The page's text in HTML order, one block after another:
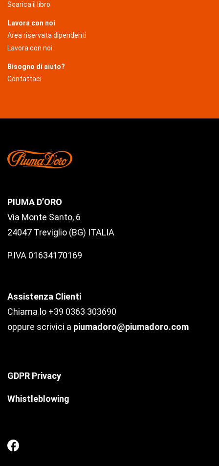
Scarica il libro
Lavora con noi
Area riservata dipendenti
Lavora con noi
Bisogno di aiuto?
Contattaci
PIUMA D’ORO
Via Monte Santo, 6
24047 Treviglio (BG) ITALIA
P.IVA 01634170169
Assistenza Clienti
Chiama lo +39 0363 303690
oppure scrivici a piumadoro@piumadoro.com
GDPR Privacy
Whistleblowing
Facebook